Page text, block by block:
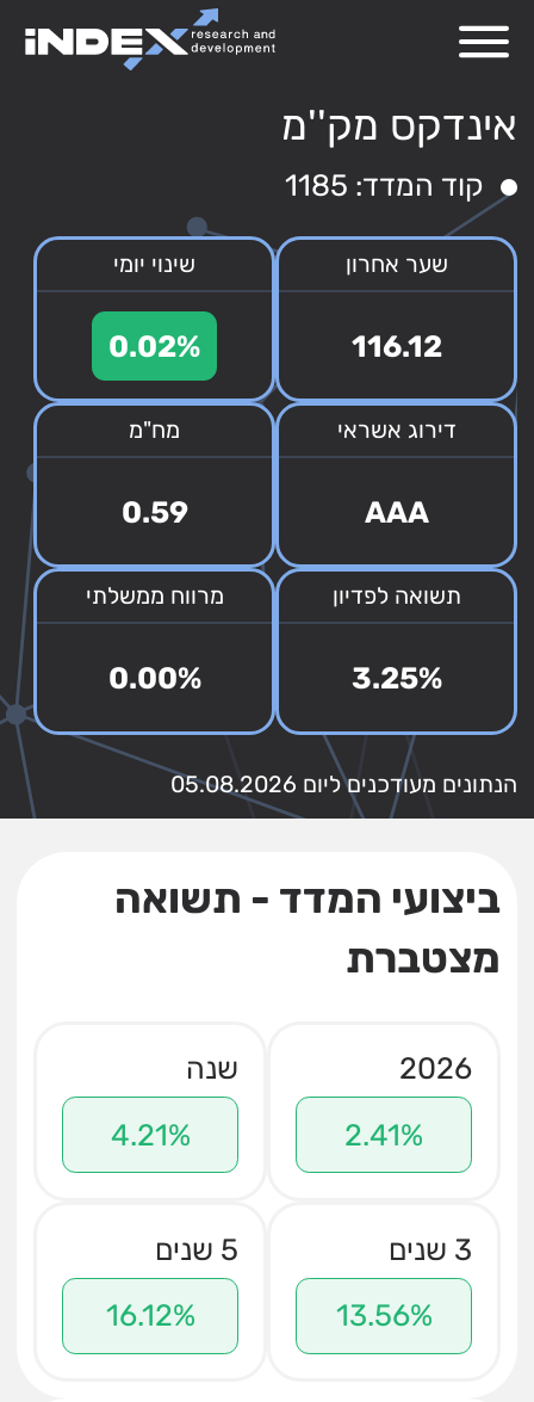
אינדקס מק''מ
קוד המדד: 1185
שער אחרון
116.12
שינוי יומי
0.02%
דירוג אשראי
AAA
מח"מ
0.59
תשואה לפדיון
3.25%
מרווח ממשלתי
0.00%
הנתונים מעודכנים ליום 05.08.2026
ביצועי המדד - תשואה
מצטברת
2026
2.41%
שנה
4.21%
3 שנים
13.56%
5 שנים
16.12%